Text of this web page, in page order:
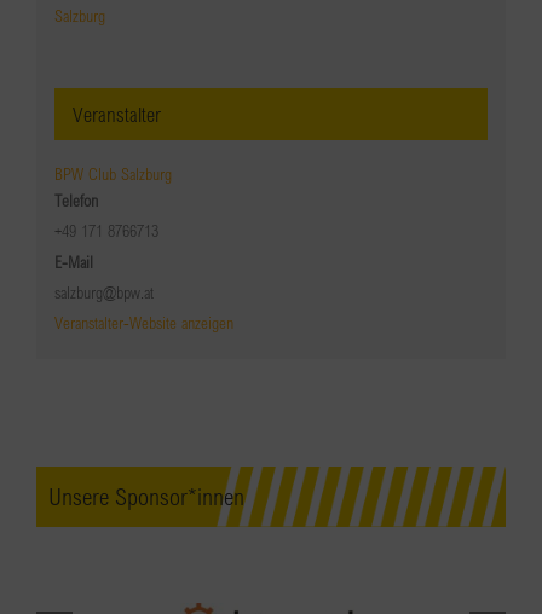
Salzburg
Veranstalter
BPW Club Salzburg
Telefon
+49 171 8766713
E-Mail
salzburg@bpw.at
Veranstalter-Website anzeigen
Unsere Sponsor*innen